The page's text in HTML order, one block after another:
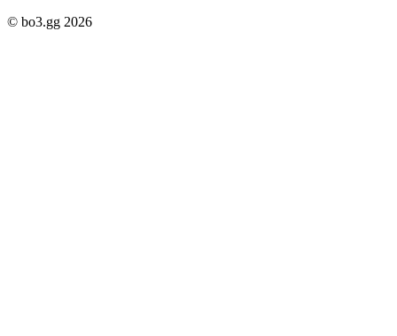
© bo3.gg 2026